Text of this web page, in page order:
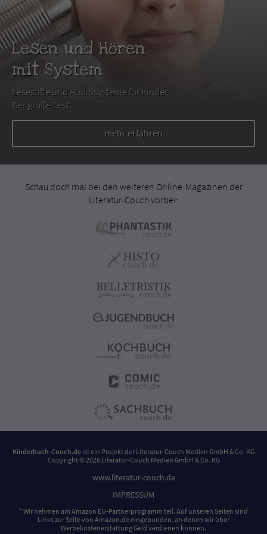
Lesen und Hören
mit System
Lesestifte und Audiosysteme für Kinder.
Der große Test.
mehr erfahren
Schau doch mal bei den weiteren Online-Magazinen der
Literatur-Couch vorbei:
Kinderbuch-Couch.de ist ein Projekt der Literatur-Couch Medien GmbH & Co. KG
Copyright © 2026 Literatur-Couch Medien GmbH & Co. KG
www.literatur-couch.de
IMPRESSUM
* Wir nehmen am Amazon EU-Partnerprogramm teil. Auf unseren Seiten sind
Links zur Seite von Amazon.de eingebunden, an denen wir über
Werbekostenerstattung Geld verdienen können.